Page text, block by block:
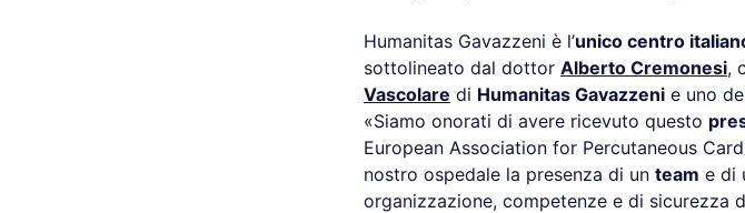
Humanitas Gavazzeni è l’unico centro
sottolineato dal dottor Alberto Cremonesi,
Vascolare di Humanitas Gavazzeni e uno
«Siamo onorati di avere ricevuto questo
European Association for Percutaneous
nostro ospedale la presenza di un team e di
organizzazione, competenze e di sicurezza